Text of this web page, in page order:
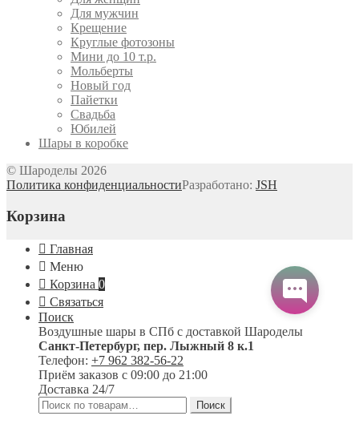
Для мужчин
Крещение
Круглые фотозоны
Мини до 10 т.р.
Мольберты
Новый год
Пайетки
Свадьба
Юбилей
Шары в коробке
© Шароделы 2026
Политика конфиденциальностиРазработано: JSH
Корзина
Главная
Меню
Корзина 0
Связаться
Поиск
Воздушные шары в СПб с доставкой Шароделы
Санкт-Петербург, пер. Лыжный 8 к.1
Телефон: +7 962 382-56-22
Приём заказов с 09:00 до 21:00
Доставка 24/7
Искать:
Поиск